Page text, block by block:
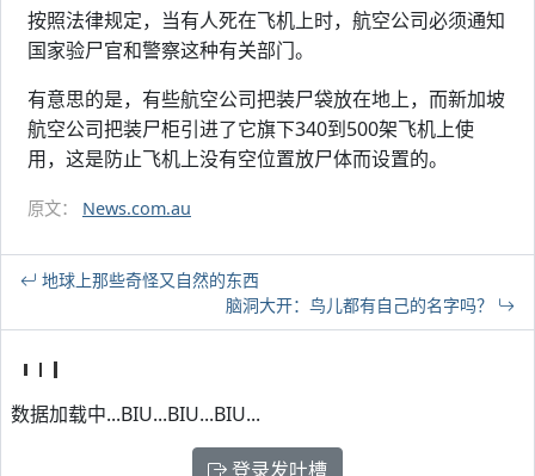
按照法律规定，当有人死在飞机上时，航空公司必须通知
国家验尸官和警察这种有关部门。
有意思的是，有些航空公司把装尸袋放在地上，而新加坡
航空公司把装尸柜引进了它旗下340到500架飞机上使
用，这是防止飞机上没有空位置放尸体而设置的。
原文： News.com.au
地球上那些奇怪又自然的东西
脑洞大开：鸟儿都有自己的名字吗？
数据加载中...BIU...BIU...BIU...
登录发吐槽